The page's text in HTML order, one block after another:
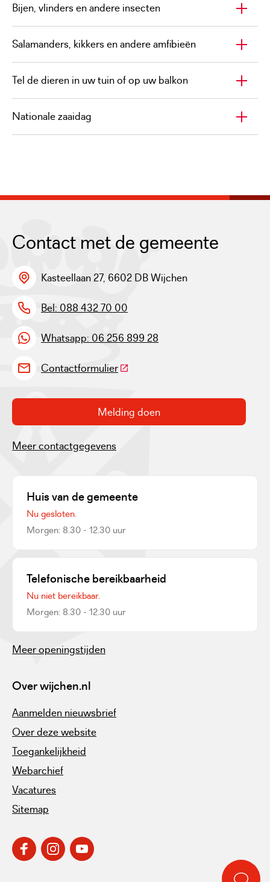
Bijen, vlinders en andere insecten
Salamanders, kikkers en andere amfibieën
Tel de dieren in uw tuin of op uw balkon
Nationale zaaidag
Contact met de gemeente
Kasteellaan 27, 6602 DB Wijchen
Bel: 088 432 70 00
Whatsapp: 06 256 899 28
Contactformulier(Deze link gaat naar een externe
Melding doen
Meer contactgegevens
Huis van de gemeente
Nu gesloten.
Morgen: 8.30 - 12.30 uur
Telefonische bereikbaarheid
Nu niet bereikbaar.
Morgen: 8.30 - 12.30 uur
Meer openingstijden
Over wijchen.nl
Aanmelden nieuwsbrief
Over deze website
Toegankelijkheid
Webarchief
Vacatures
Sitemap